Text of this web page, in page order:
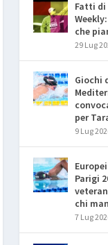
Fatti
che
29 Lug
Giochi
per
9 Lug
Parigi
chi
7 Lug